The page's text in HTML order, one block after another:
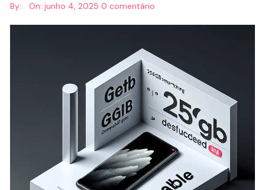
By: On:junho 4, 2025 0 comentário